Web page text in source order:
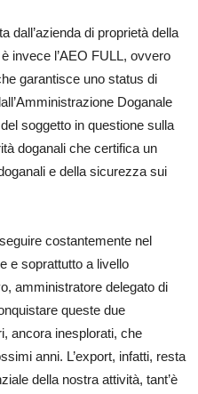
dall’azienda di proprietà della
invece l’AEO FULL, ovvero
garantisce uno status di
Doganale
soggetto in questione sulla
doganali che certifica un
e della sicurezza sui
costantemente nel
e soprattutto a livello
amministratore delegato di
queste due
ancora inesplorati, che
anni. L’export, infatti, resta
della nostra attività, tant’è